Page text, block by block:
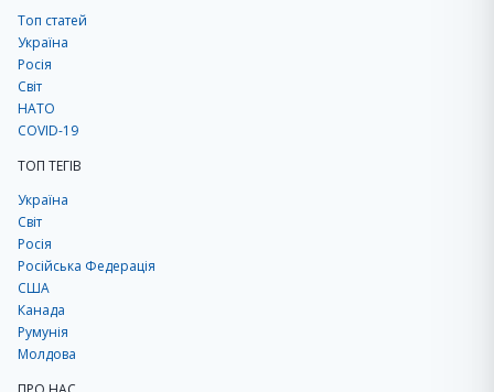
Топ статей
Україна
Росія
Світ
НАТО
COVID-19
ТОП ТЕГІВ
Україна
Світ
Росія
Російська Федерація
США
Канада
Румунія
Молдова